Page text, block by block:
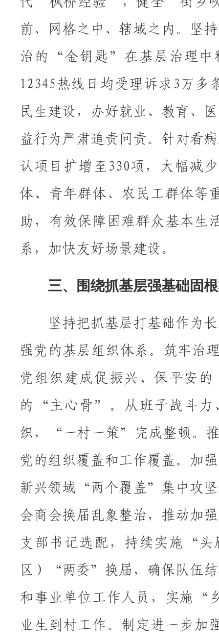
前、网格之中、辖域之内。坚
治的“金钥匙”在基层治理中
12345热线日均受理诉求3万
民生建设，办好就业、教育、
益行为严肃追责问责。针对看
认项目扩增至330项，大幅减
体、青年群体、农民工群体等
助，有效保障困难群众基本生
系，加快友好场景建设。
三、围绕抓基层强基础固
坚持把抓基层打基础作为长
强党的基层组织体系。筑牢治
党组织建成促振兴、保平安
的“主心骨”。从班子战斗力
织，“一村一策”完成整顿。推
党的组织覆盖和工作覆盖。加
新兴领域“两个覆盖”集中攻坚
会商会换届乱象整治，推动加
支部书记选配，持续实施“
区）“两委”换届，确保队伍结
和事业单位工作人员，实施“
业生到村工作。制定进一步加